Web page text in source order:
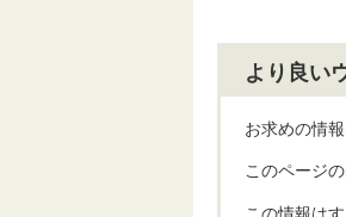
より良い
お求めの情
このページ
この情報は